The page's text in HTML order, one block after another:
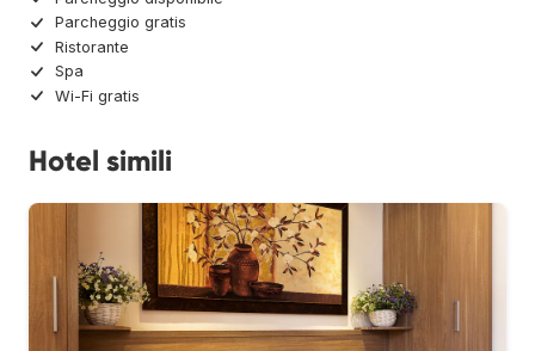
Parcheggio gratis
Ristorante
Spa
Wi-Fi gratis
Hotel simili